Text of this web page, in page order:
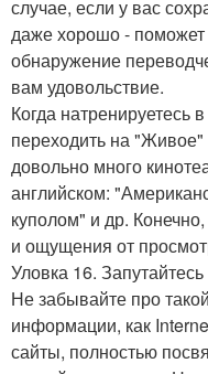
случае, если у вас
даже хорошо -
обнаружение
вам удовольствие.
Когда натренируетесь
переходить на
довольно много
английском:
куполом" и др.
и ощущения от
Уловка 16.
Не забывайте про
информации, как
сайты, полностью